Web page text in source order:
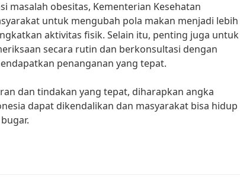
masalah obesitas, Kementerian Kesehatan
untuk mengubah pola makan menjadi lebih
aktivitas fisik. Selain itu, penting juga untuk
secara rutin dan berkonsultasi dengan
penanganan yang tepat.
dan tindakan yang tepat, diharapkan angka
dapat dikendalikan dan masyarakat bisa hidup